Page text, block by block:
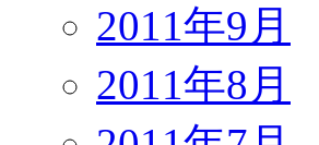
2011年9月
2011年8月